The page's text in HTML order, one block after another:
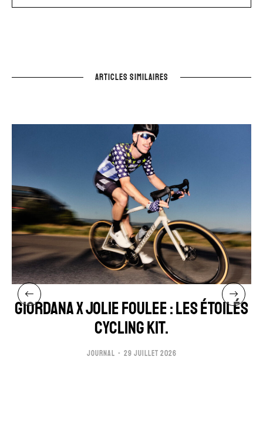
ARTICLES SIMILAIRES
GIORDANA x JOLIE FOULEE : LES ÉTOILÉS
CYCLING KIT.
JOURNAL 29 JUILLET 2026